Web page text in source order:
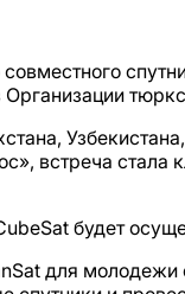
встреча
будет
для